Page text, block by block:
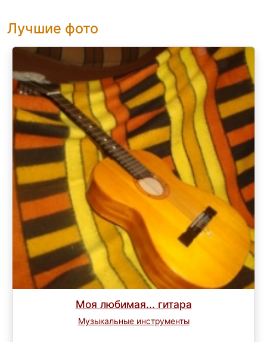
Лучшие фото
Моя любимая... гитара
Музыкальные инструменты